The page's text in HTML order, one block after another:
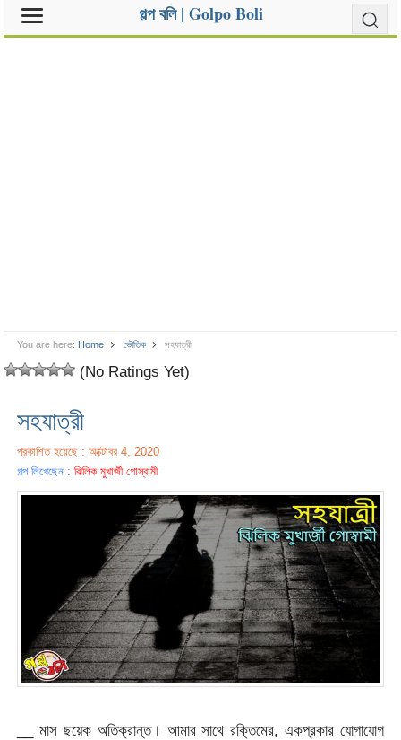
গল্প বলি | Golpo Boli
You are here: Home ভৌতিক সহযাত্রী
(No Ratings Yet)
সহযাত্রী
প্রকাশিত হয়েছে : অক্টোবর 4, 2020
গল্প লিখেছেন :ঝিলিক মুখার্জী গোস্বামী
__ মাস ছয়েক অতিক্রান্ত। আমার সাথে রক্তিমের, একপ্রকার যোগাযোগ